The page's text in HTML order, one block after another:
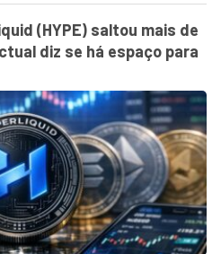
(HYPE) saltou mais de
diz se há espaço para